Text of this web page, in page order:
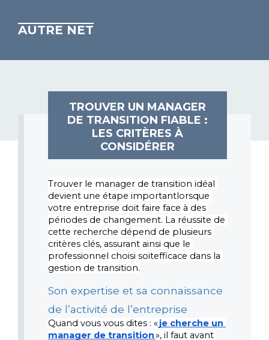
AUTRE NET
TROUVER UN MANAGER
DE TRANSITION FIABLE :
LES CRITÈRES À
CONSIDÉRER
Trouver le manager de transition idéal
devient une étape importantlorsque
votre entreprise doit faire face à des
périodes de changement. La réussite de
cette recherche dépend de plusieurs
critères clés, assurant ainsi que le
professionnel choisi soitefficace dans la
gestion de transition.
Son expertise et sa connaissance
de l’activité de l’entreprise
Quand vous vous dites : «je cherche un
manager de transition», il faut avant